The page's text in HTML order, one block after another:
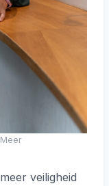
veiligheid